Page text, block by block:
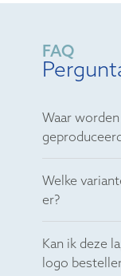
FAQ
Waar
Welke
er?
Kan ik deze
logo